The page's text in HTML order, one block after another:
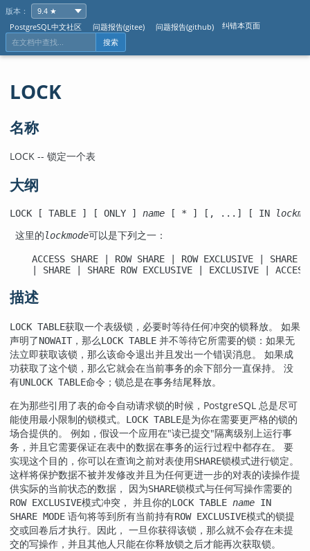
版本：
PostgreSQL中文社区
问题报告(gitee) 问题报告(github) 纠错本页面
搜索
LOCK
名称
LOCK -- 锁定一个表
大纲
LOCK [ TABLE ] [ ONLY ] name [ * ] [, ...] [ IN
这里的lockmode可以是下列之一：
ACCESS SHARE | ROW SHARE | ROW EXCLUSIVE | SHARE
| SHARE | SHARE ROW EXCLUSIVE | EXCLUSIVE |
描述
LOCK TABLE获取一个表级锁，必要时等待任何冲突的锁释放。 如果
声明了NOWAIT ，那么LOCK TABLE 并不等待它所需要的锁：如果无
法立即获取该锁，那么该命令退出并且发出一个错误消息。 如果成
功获取了这个锁，那么它就会在当前事务的余下部分一直保持。 没
有UNLOCK TABLE命令；锁总是在事务结尾释放。
在为那些引用了表的命令自动请求锁的时候， PostgreSQL 总是尽可
能使用最小限制的锁模式。
LOCK TABLE是为你在需要更严格的锁的
场合提供的。 例如，假设一个应用在"读已提交"隔离级别上运行事
务，并且它需要保证在表中的数据在事务的运行过程中都存在。 要
实现这个目的，你可以在查询之前对表使用SHARE锁模式进行锁定。
这样将保护数据不被并发修改并且为任何更进一步的对表的读操作提
供实际的当前状态的数据， 因为SHARE锁模式与任何写操作需要的
ROW EXCLUSIVE模式冲突， 并且你的LOCK TABLE name IN
SHARE MODE 语句将等到所有当前持有ROW EXCLUSIVE模式的锁提
交或回卷后才执行。因此， 一旦你获得该锁，那么就不会存在未提
交的写操作，并且其他人只能在你释放锁之后才能再次获取锁。